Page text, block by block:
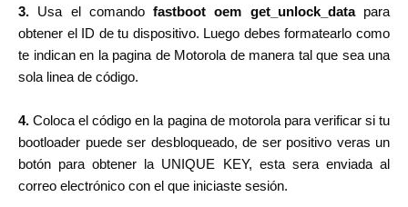
3. Usa el comandofastboot oem get_unlock_data
para
obtener el ID de tu dispositivo. Luego debes formatearlo como
te indican en la pagina de Motorola de manera tal que sea una
sola linea de código.
4. Coloca el código en la pagina de motorola para verificar si tu
bootloader puede ser desbloqueado, de ser positivo veras un
botón para obtener la UNIQUE KEY, esta sera enviada al
correo electrónico con el que iniciaste sesión.